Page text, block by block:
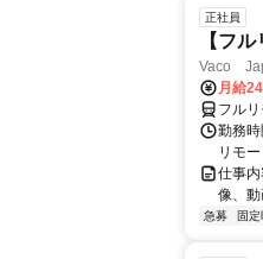
正社員
【フ
Vaco
月給
フルリ
勤務
リモ
仕事
像、
急募 固定